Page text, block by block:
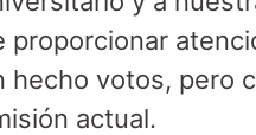
hecho votos, pero
actual.